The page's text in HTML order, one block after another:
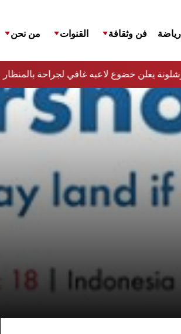
رياضة فن وثقافة القنوات من نحن
برشلونة يعلن خضوع لاعبه غافي لجراحة